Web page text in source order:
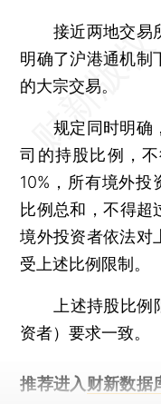
接近两地交易所
明确了沪港通机制
的大宗交易。
规定同时明确，
司的持股比例，
10%，所有境外
比例总和，不得超
境外投资者依法对
受上述比例限制。
上述持股比例
资者）要求一致。
推荐进入 财新数据